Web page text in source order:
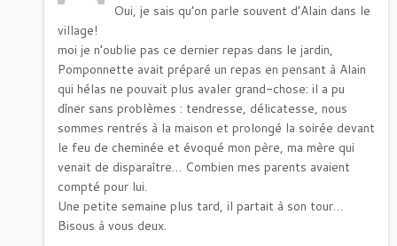
Oui, je sais qu’on parle souvent d’Alain dans le
village!
moi je n’oublie pas ce dernier repas dans le jardin,
Pomponnette avait préparé un repas en pensant à Alain
qui hélas ne pouvait plus avaler grand-chose: il a pu
dîner sans problèmes : tendresse, délicatesse, nous
sommes rentrés à la maison et prolongé la soirée devant
le feu de cheminée et évoqué mon père, ma mère qui
venait de disparaître… Combien mes parents avaient
compté pour lui.
Une petite semaine plus tard, il partait à son tour…
Bisous à vous deux.